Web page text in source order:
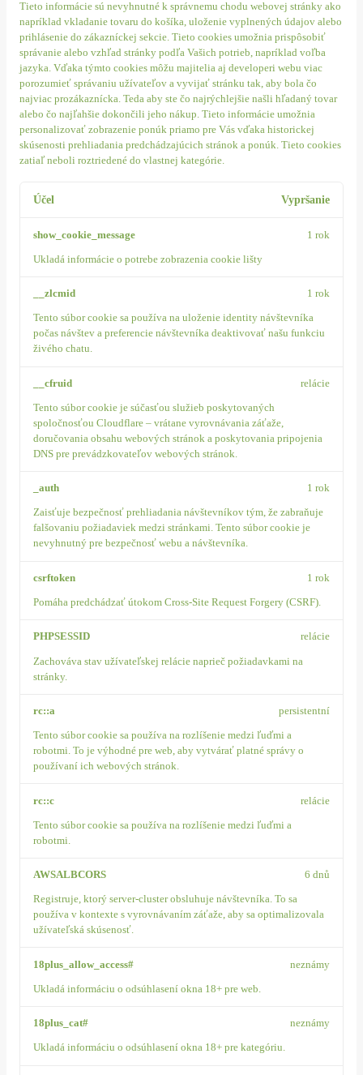
Tieto informácie sú nevyhnutné k správnemu chodu webovej stránky ako
napríklad vkladanie tovaru do košíka, uloženie vyplnených údajov alebo
prihlásenie do zákazníckej sekcie. Tieto cookies umožnia prispôsobiť
správanie alebo vzhľad stránky podľa Vašich potrieb, napríklad voľba
jazyka. Vďaka týmto cookies môžu majitelia aj developeri webu viac
porozumieť správaniu užívateľov a vyvijať stránku tak, aby bola čo
najviac prozákaznícka. Teda aby ste čo najrýchlejšie našli hľadaný tovar
alebo čo najľahšie dokončili jeho nákup. Tieto informácie umožnia
personalizovať zobrazenie ponúk priamo pre Vás vďaka historickej
skúsenosti prehliadania predchádzajúcich stránok a ponúk. Tieto cookies
zatiaľ neboli roztriedené do vlastnej kategórie.
Účel Vypršanie
show_cookie_message
Ukladá informácie o potrebe zobrazenia cookie lišty
1 rok
__zlcmid
Tento súbor cookie sa používa na uloženie identity návštevníka
počas návštev a preferencie návštevníka deaktivovať našu funkciu
živého chatu.
1 rok
__cfruid
Tento súbor cookie je súčasťou služieb poskytovaných
spoločnosťou Cloudflare – vrátane vyrovnávania záťaže,
doručovania obsahu webových stránok a poskytovania pripojenia
DNS pre prevádzkovateľov webových stránok.
relácie
_auth
Zaisťuje bezpečnosť prehliadania návštevníkov tým, že zabraňuje
falšovaniu požiadaviek medzi stránkami. Tento súbor cookie je
nevyhnutný pre bezpečnosť webu a návštevníka.
1 rok
csrftoken
Pomáha predchádzať útokom Cross-Site Request Forgery (CSRF).
1 rok
PHPSESSID
Zachováva stav užívateľskej relácie naprieč požiadavkami na
stránky.
relácie
rc::a
Tento súbor cookie sa používa na rozlíšenie medzi ľuďmi a
robotmi. To je výhodné pre web, aby vytvárať platné správy o
používaní ich webových stránok.
persistentní
rc::c
Tento súbor cookie sa používa na rozlíšenie medzi ľuďmi a
robotmi.
relácie
AWSALBCORS
Registruje, ktorý server-cluster obsluhuje návštevníka. To sa
používa v kontexte s vyrovnávaním záťaže, aby sa optimalizovala
užívateľská skúsenosť.
6 dnů
18plus_allow_access#
Ukladá informáciu o odsúhlasení okna 18+ pre web.
neznámy
18plus_cat#
Ukladá informáciu o odsúhlasení okna 18+ pre kategóriu.
neznámy